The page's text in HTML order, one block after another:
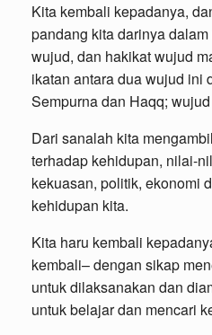
Kita kembali kepadanya,
pandang kita darinya
wujud, dan hakikat wujud
ikatan antara dua wujud ini
Sempurna dan Haqq;
Dari sanalah kita
terhadap kehidupan, nilai-
kekuasan, politik, ekonomi
kehidupan kita.
Kita haru kembali
kembali– dengan sikap
untuk dilaksanakan dan
untuk belajar dan mencari